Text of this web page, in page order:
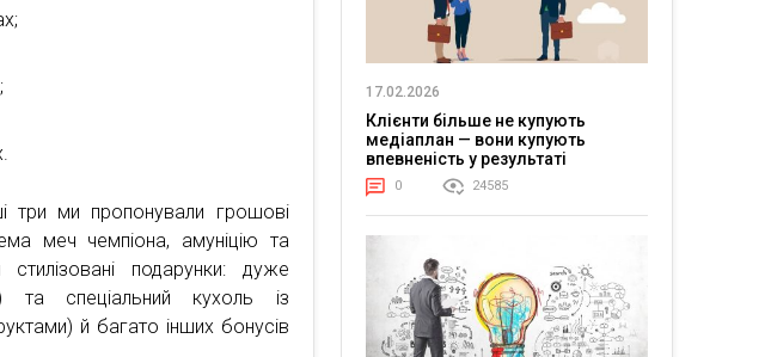
три ми пропонували грошові
меч чемпіона, амуніцію та
подарунки: дуже
та спеціальний кухоль із
й багато інших бонусів
17.02.2026
Клієнти більше не купують
медіаплан — вони купують
впевненість у результаті
0 24585